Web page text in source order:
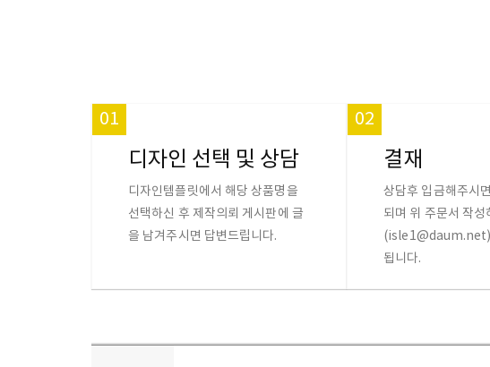
01
디자인 선택 및 상담
디자인템플릿에서 해당 상품명을
선택하신 후 제작의뢰 게시판에 글
을 남겨주시면 답변드립니다.
02
결재
상담후 입금해주시
되며 위 주문서 작성
(isle1@daum.net)
됩니다.